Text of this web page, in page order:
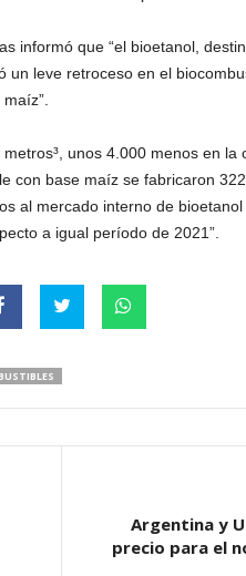
informó que “el bioetanol,
un leve retroceso en el
unos 4.000 menos en la
con base maíz se fabricaron
al mercado interno de
a igual período de 2021”.
Argentina y
precio para el